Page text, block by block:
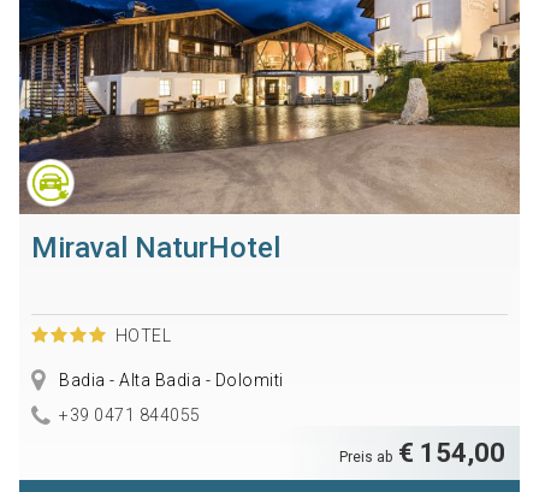
Miraval NaturHotel
HOTEL
Badia - Alta Badia - Dolomiti
+39 0471 844055
Preis ab € 154,00